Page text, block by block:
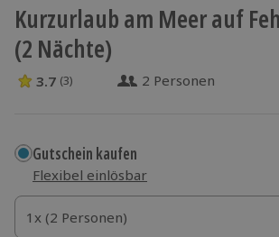
Kurzurlaub am Meer auf
(2 Nächte)
3.7 Sterne von 5 aus 3 Bewertungen
3.7 (3) 2 Personen
Gutschein kaufen
Flexibel einlösbar
1x (2 Personen)
1x (2 Personen)
1x (2 Personen)